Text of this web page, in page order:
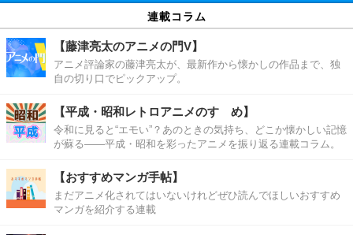
連載コラム
【藤津亮太のアニメの門V】
アニメ評論家の藤津亮太が、最新作から懐かしの作品まで、独
自の切り口でピックアップ。
【平成・昭和レトロアニメのすゝめ】
令和に見ると“エモい”？あのときの気持ち、どこか懐かしい記憶
が蘇る――平成・昭和を彩ったアニメを振り返る連載コラム。
【おすすめマンガ手帖】
まだアニメ化されてはいないけれどぜひ読んでほしいおすすめ
マンガを紹介する連載